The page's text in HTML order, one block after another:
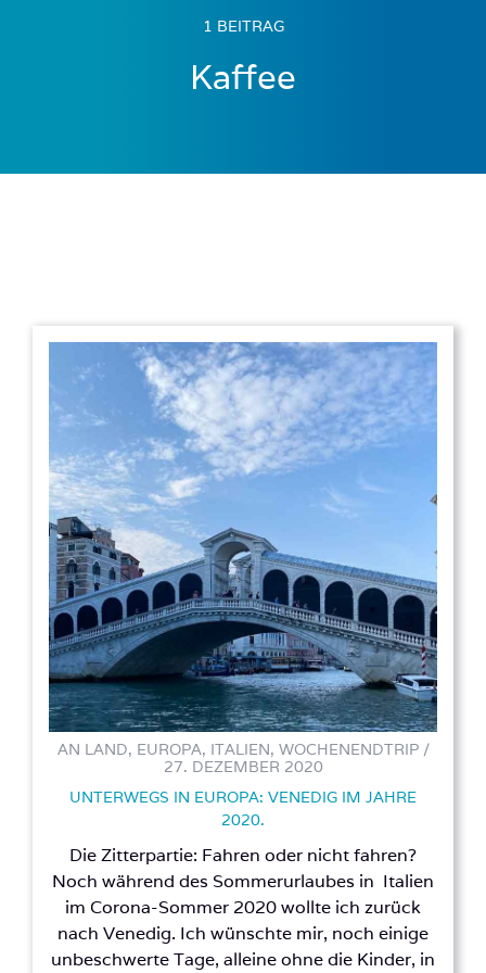
1 BEITRAG
Kaffee
AN LAND, EUROPA, ITALIEN, WOCHENENDTRIP /
27. DEZEMBER 2020
UNTERWEGS IN EUROPA: VENEDIG IM JAHRE
2020.
Die Zitterpartie: Fahren oder nicht fahren?
Noch während des Sommerurlaubes in Italien
im Corona-Sommer 2020 wollte ich zurück
nach Venedig. Ich wünschte mir, noch einige
unbeschwerte Tage, alleine ohne die Kinder, in